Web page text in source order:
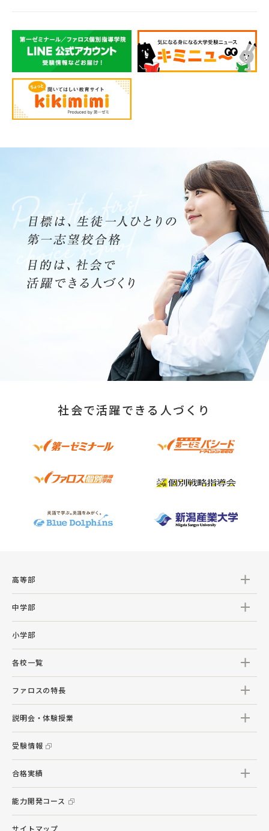
社会で活躍できる人づくり
高等部
中学部
小学部
各校一覧
ファロスの特長
説明会・体験授業
受験情報
合格実績
能力開発コース
サイトマップ